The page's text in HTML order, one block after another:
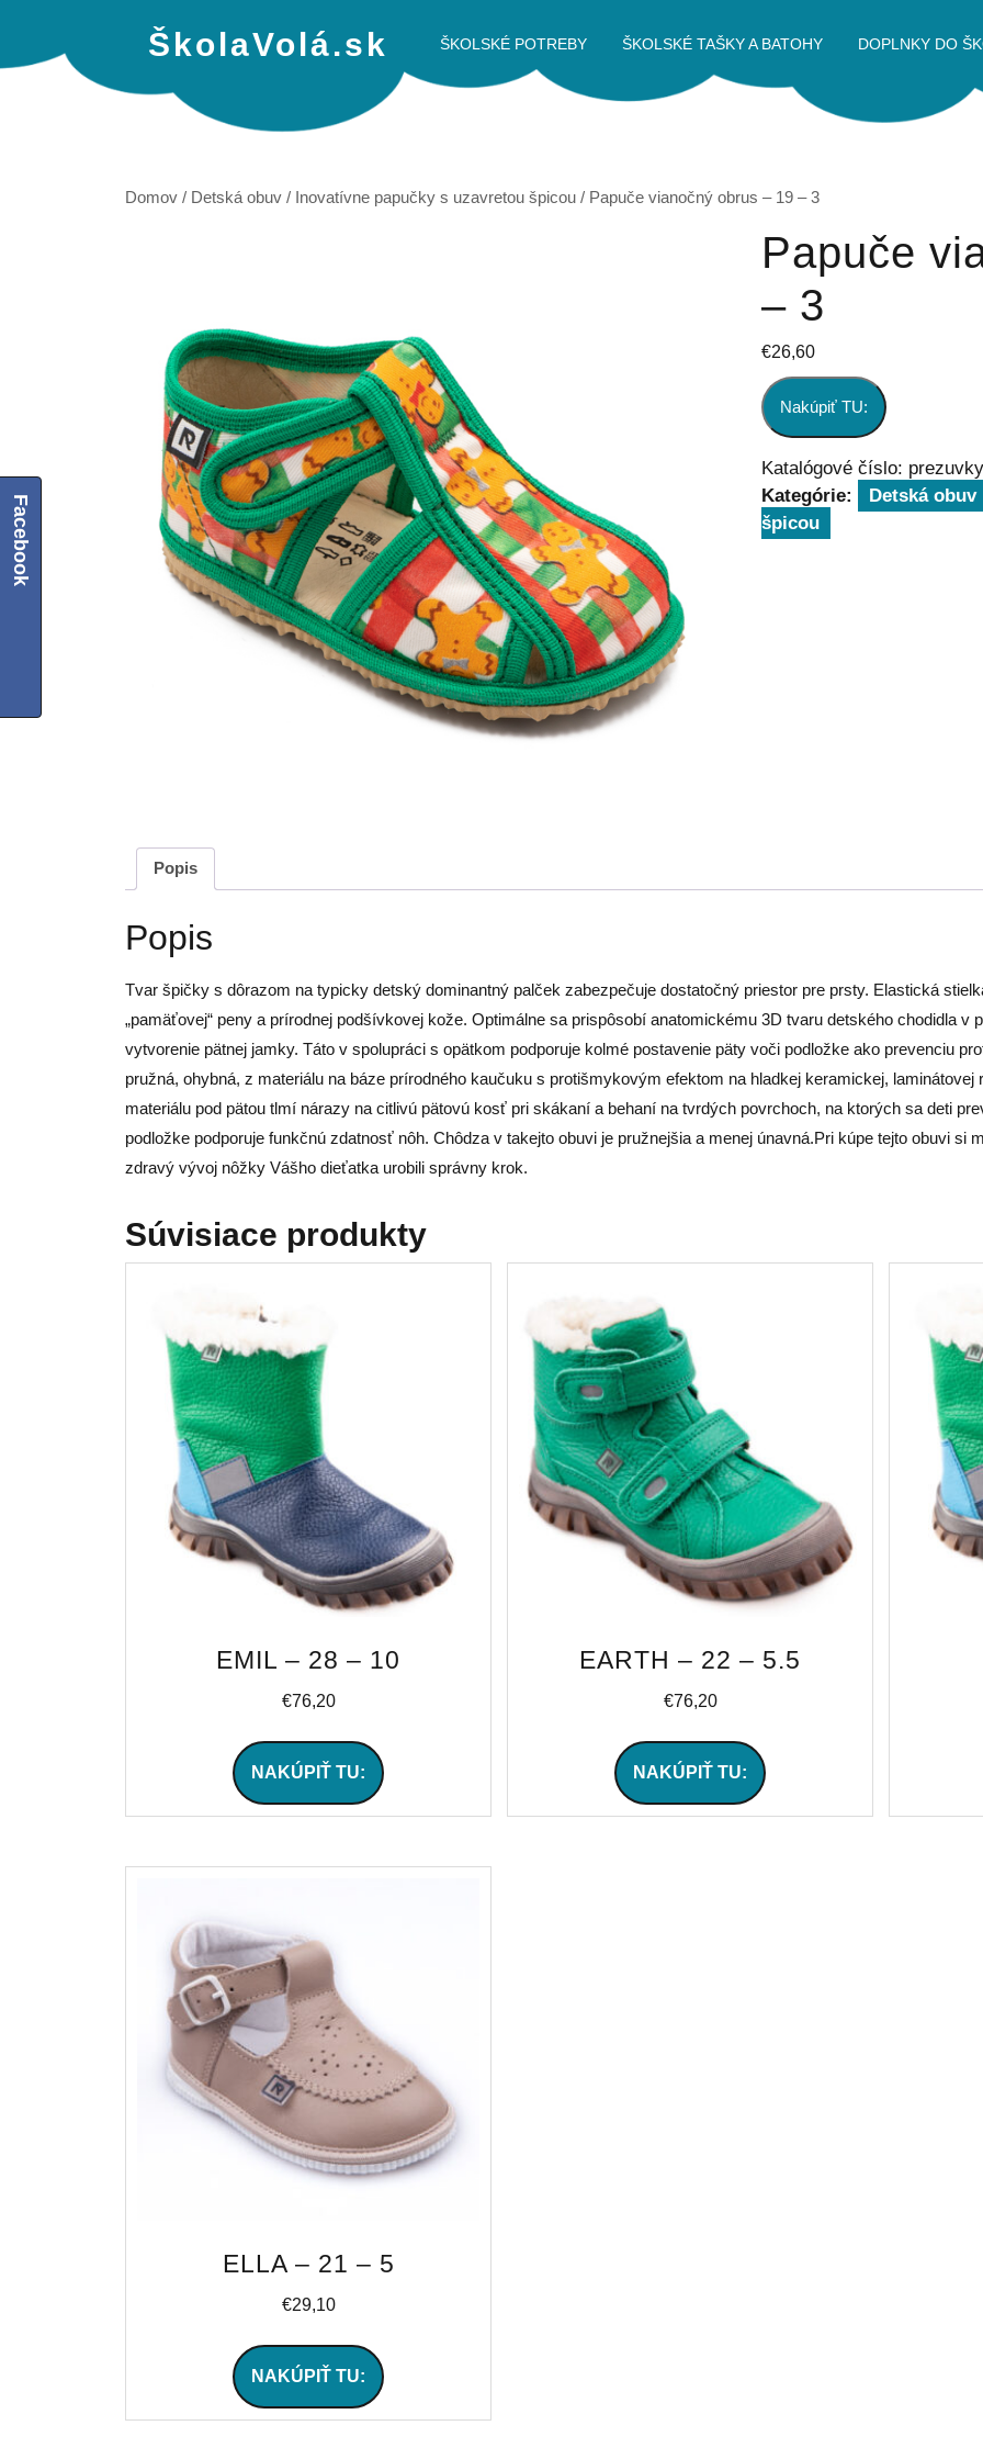
ŠkolaVolá.sk ŠKOLSKÉ POTREBY ŠKOLSKÉ TAŠKY A BATOHY DOPLNKY DO
Domov / Detská obuv / Inovatívne papučky s uzavretou špicou / Papuče vianočný obrus – 19 – 3
Papuče
– 3
€26,60
Nakúpiť TU:
Katalógové číslo:
Kategórie:
Detská obuv
špicou
Popis
Popis
Tvar špičky s dôrazom na typicky detský dominantný palček zabezpečuje dostatočný priestor pre prsty. Elastická
„pamäťovej“ peny a prírodnej podšívkovej kože. Optimálne sa prispôsobí anatomickému 3D tvaru detského chodidla v
vytvorenie pätnej jamky. Táto v spolupráci s opätkom podporuje kolmé postavenie päty voči podložke ako prevenciu
pružná, ohybná, z materiálu na báze prírodného kaučuku s protišmykovým efektom na hladkej keramickej, laminátovej
materiálu pod pätou tlmí nárazy na citlivú pätovú kosť pri skákaní a behaní na tvrdých povrchoch, na ktorých sa deti
podložke podporuje funkčnú zdatnosť nôh. Chôdza v takejto obuvi je pružnejšia a menej únavná.Pri kúpe tejto obuvi si
zdravý vývoj nôžky Vášho dieťatka urobili správny krok.
Súvisiace produkty
EMIL – 28 – 10
€76,20
NAKÚPIŤ TU:
EARTH – 22 – 5.5
€76,20
NAKÚPIŤ TU:
ELLA – 21 – 5
€29,10
NAKÚPIŤ TU:
Facebook